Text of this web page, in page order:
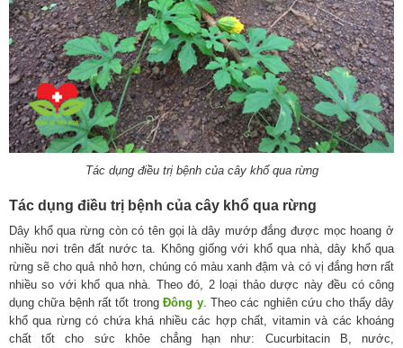
Tác dụng điều trị bệnh của cây khổ qua rừng
Tác dụng điều trị bệnh của cây khổ qua rừng
Dây khổ qua rừng còn có tên gọi là dây mướp đắng được mọc hoang ở
nhiều nơi trên đất nước ta. Không giống với khổ qua nhà, dây khổ qua
rừng sẽ cho quả nhỏ hơn, chúng có màu xanh đậm và có vị đắng hơn rất
nhiều so với khổ qua nhà. Theo đó, 2 loại thảo dược này đều có công
dụng chữa bệnh rất tốt trongĐông y. Theo các nghiên cứu cho thấy dây
khổ qua rừng có chứa khá nhiều các hợp chất, vitamin và các khoáng
chất tốt cho sức khỏe chẳng hạn như: Cucurbitacin B, nước,